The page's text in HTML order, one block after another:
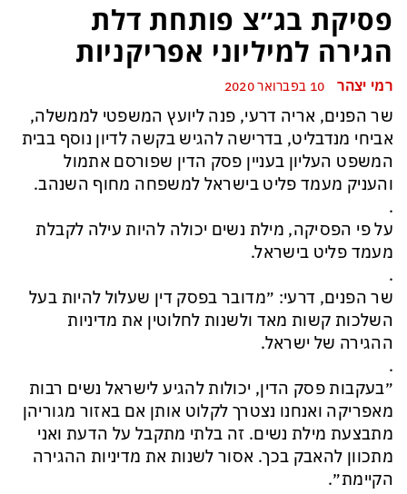
ארדואן, בן סלמן ופקיסטן נחתמה בקריאה לעולם המוסלמי כולו להתאחד נגד
משבר האקלים הפך איום ממשי מיידי על מיליארדי בני
משבר האקלים הגיע עד לכור הגרעיני – והונגריה קיבלה הצצה מפחידה
הגרעינית חותמות על הסכם הגנה המשנה מהיסוד את מאזן הכוחות
במשחק חסר החשיבות מדגישה את התגברות החוליגניזם הפראי בכדורגל
פסיקת בג״צ פותחת דלת
הגירה למיליוני אפריקניות
רמי יצהר
שר הפנים, אריה דרעי, פנה ליועץ המשפטי לממשלה,
אביחי מנדבליט, בדרישה להגיש בקשה לדיון נוסף בבית
המשפט העליון בעניין פסק הדין שפורסם אתמול
והעניק מעמד פליט בישראל למשפחה מחוף השנהב.
.
על פי הפסיקה, מילת נשים יכולה להיות עילה לקבלת
מעמד פליט בישראל.
.
שר הפנים, דרעי: ״מדובר בפסק דין שעלול להיות בעל
השלכות קשות מאד ולשנות לחלוטין את מדיניות
ההגירה של ישראל.
.
״בעקבות פסק הדין, יכולות להגיע לישראל נשים רבות
מאפריקה ואנחנו נצטרך לקלוט אותן אם באזור מגוריהן
מתבצעת מילת נשים. זה בלתי מתקבל על הדעת ואני
מתכוון להאבק בכך. אסור לשנות את מדיניות ההגירה
הקיימת״.